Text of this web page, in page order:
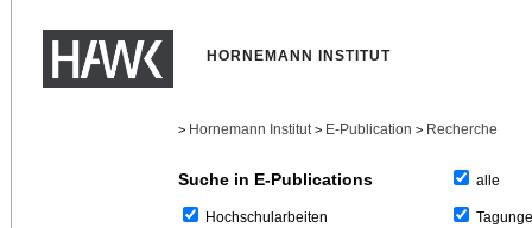
HORNEMANN INSTITUT
> Hornemann Institut > E-Publication > Recherche
Suche in E-Publications
Hochschularbeiten
alle